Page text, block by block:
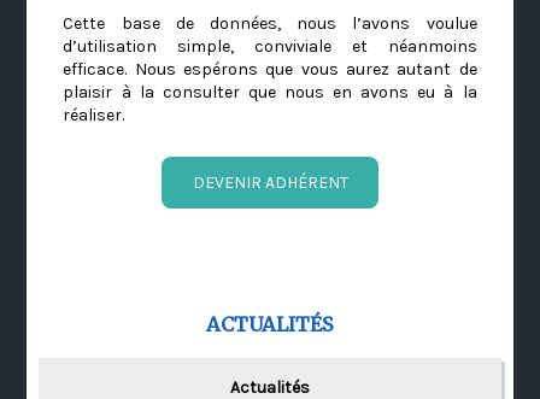
Cette base de données, nous l’avons voulue
d’utilisation simple, conviviale et néanmoins
efficace. Nous espérons que vous aurez autant de
plaisir à la consulter que nous en avons eu à la
réaliser.
DEVENIR ADHÉRENT
ACTUALITÉS
Actualités